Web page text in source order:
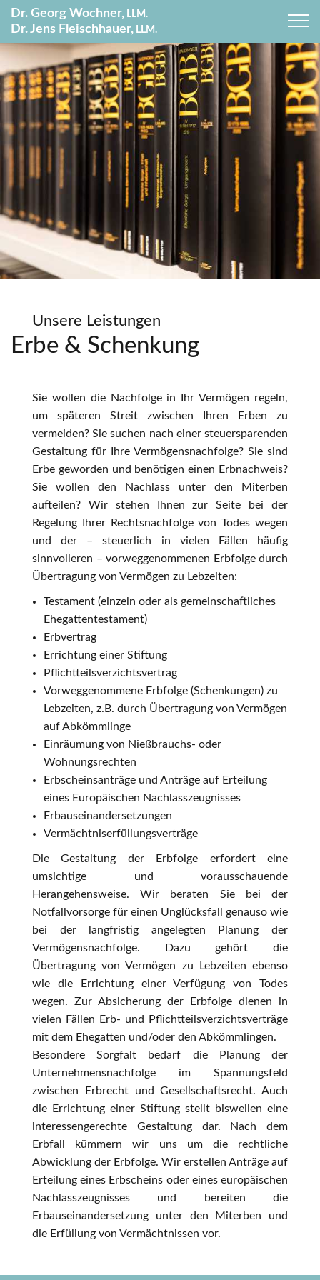
Dr. Georg Wochner, LLM.
Dr. Jens Fleischhauer, LLM.
Start
Leistungen
Immobilien
Erbe & Schenkung
Ehe & Familie
Notare
Dr. Georg Wochner
Checklisten
Unsere Leistungen
Erbe & Schenkung
Sie wollen die Nachfolge in Ihr Vermögen regeln,
um späteren Streit zwischen Ihren Erben zu
vermeiden? Sie suchen nach einer steuersparenden
Gestaltung für Ihre Vermögensnachfolge? Sie sind
Erbe geworden und benötigen einen Erbnachweis?
Sie wollen den Nachlass unter den Miterben
aufteilen? Wir stehen Ihnen zur Seite bei der
Regelung Ihrer Rechtsnachfolge von Todes wegen
und der – steuerlich in vielen Fällen häufig
sinnvolleren – vorweggenommenen Erbfolge durch
Übertragung von Vermögen zu Lebzeiten:
Testament (einzeln oder als gemeinschaftliches
Ehegattentestament)
Erbvertrag
Errichtung einer Stiftung
Pflichtteilsverzichtsvertrag
Vorweggenommene Erbfolge (Schenkungen) zu
Lebzeiten, z.B. durch Übertragung von Vermögen
auf Abkömmlinge
Einräumung von Nießbrauchs- oder
Wohnungsrechten
Erbscheinsanträge und Anträge auf Erteilung
eines Europäischen Nachlasszeugnisses
Erbauseinandersetzungen
Vermächtniserfüllungsverträge
Die Gestaltung der Erbfolge erfordert eine
umsichtige und vorausschauende
Herangehensweise. Wir beraten Sie bei der
Notfallvorsorge für einen Unglücksfall genauso wie
bei der langfristig angelegten Planung der
Vermögensnachfolge. Dazu gehört die
Übertragung von Vermögen zu Lebzeiten ebenso
wie die Errichtung einer Verfügung von Todes
wegen. Zur Absicherung der Erbfolge dienen in
vielen Fällen Erb- und Pflichtteilsverzichtsverträge
mit dem Ehegatten und/oder den Abkömmlingen.
Besondere Sorgfalt bedarf die Planung der
Unternehmensnachfolge im Spannungsfeld
zwischen Erbrecht und Gesellschaftsrecht. Auch
die Errichtung einer Stiftung stellt bisweilen eine
interessengerechte Gestaltung dar. Nach dem
Erbfall kümmern wir uns um die rechtliche
Abwicklung der Erbfolge. Wir erstellen Anträge auf
Erteilung eines Erbscheins oder eines europäischen
Nachlasszeugnisses und bereiten die
Erbauseinandersetzung unter den Miterben und
die Erfüllung von Vermächtnissen vor.